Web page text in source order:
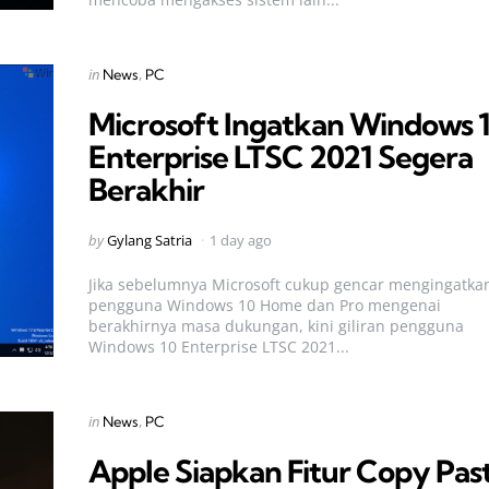
Categories
Posted
in News PC
Microsoft Ingatkan Windows
Enterprise LTSC 2021 Segera
Berakhir
Posted
byGylang Satria 1 day ago
Jika sebelumnya Microsoft cukup gencar
pengguna Windows 10 Home dan Pro mengenai
berakhirnya masa dukungan, kini giliran pengguna
Windows 10 Enterprise LTSC 2021...
Categories
Posted
in News PC
Apple Siapkan Fitur Copy